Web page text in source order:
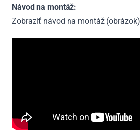
Návod na montáž:
Zobraziť návod na montáž (obrázok)